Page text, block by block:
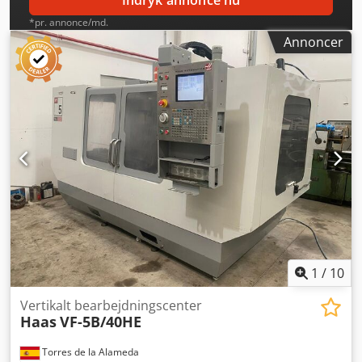
*pr. annonce/md.
Annoncer
1 / 10
Torres de la Alameda
Vertikalt bearbejdningscenter
HaasVF-5B/40HE